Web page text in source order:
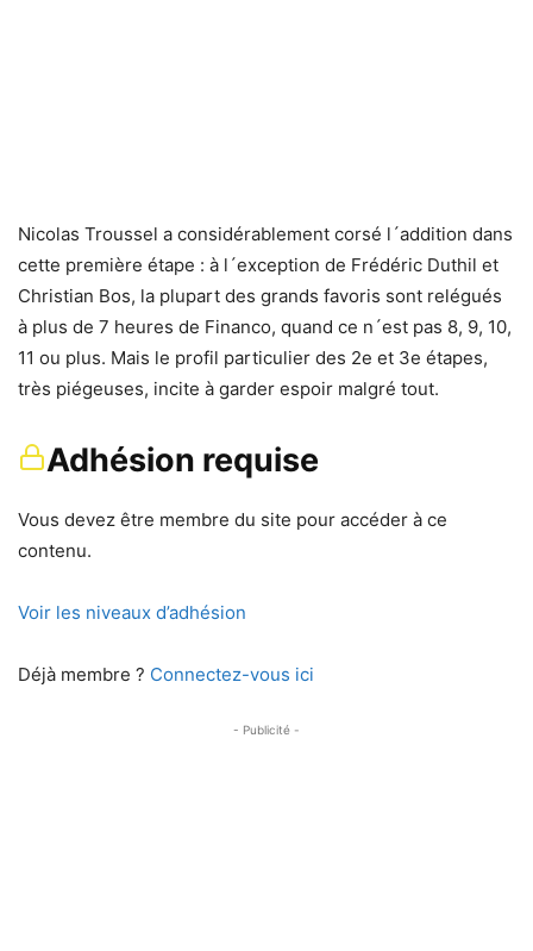
Nicolas Troussel a considérablement corsé l´addition dans
cette première étape : à l´exception de Frédéric Duthil et
Christian Bos, la plupart des grands favoris sont relégués
à plus de 7 heures de Financo, quand ce n´est pas 8, 9, 10,
11 ou plus. Mais le profil particulier des 2e et 3e étapes,
très piégeuses, incite à garder espoir malgré tout.
Adhésion requise
Vous devez être membre du site pour accéder à ce
contenu.
Voir les niveaux d’adhésion
Déjà membre ? Connectez-vous ici
- Publicité -